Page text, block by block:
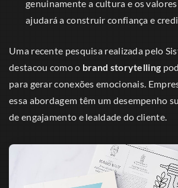
genuinamente a cultura e os
ajudará a construir confiança e
Uma recente pesquisa realizada pelo
destacou como o brand storytelling
para gerar conexões emocionais.
essa abordagem têm um desempenho
de engajamento e lealdade do cliente.